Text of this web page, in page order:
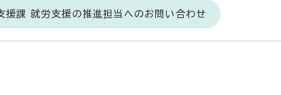
課 就労支援の推進担当へのお問い合わせ